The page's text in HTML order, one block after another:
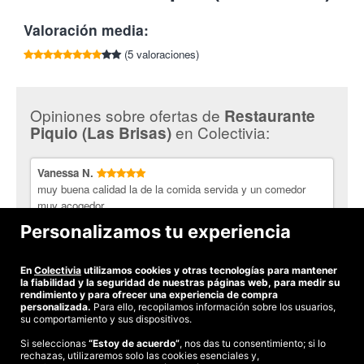
Restaurante Piquio. Es un restaurante que apuesta por una
cocina de grandes aspiraciones. En el elegante ambiente del
¡Platos tradicionales con Colectivia!
Santander.
Necesaria reserva previa en el 942 278 719.
Cancelaciones de la reserva con un mínimo de 24h de
Valoración media:
(5 valoraciones)
Opiniones sobre ofertas de Restaurante
Piquio (Las Brisas)en Colectivia:
Vanessa N.
muy buena calidad la de la comida servida y un comedor
muy acogedor
TODO CORRECTO.
©2026 Colectivia
Personalizamos tu experiencia
En Colectivia utilizamos cookies y otras tecnologías para mantener
la fiabilidad y la seguridad de nuestras páginas web, para medir su
rendimiento y para ofrecer una experiencia de compra
personalizada. Para ello, recopilamos información sobre los usuarios,
su comportamiento y sus dispositivos.
Si seleccionas “Estoy de acuerdo”, nos das tu consentimiento; si lo
rechazas, utilizaremos solo las cookies esenciales y,